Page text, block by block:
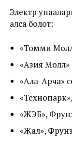
Электр
алса болот:
«Томми
«Азия Молл»
«Ала-Арча»
«ЖЭБ»,
«Жал»,